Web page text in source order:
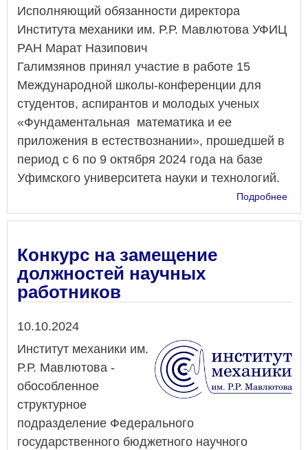
Исполняющий обязанности директора
Института механики им. Р.Р. Мавлютова УФИЦ
РАН Марат Назипович
Галимзянов принял участие в работе 15
Международной школы-конференции для
студентов, аспирантов и молодых ученых
«Фундаментальная математика и ее
приложения в естествознании», прошедшей в
период с 6 по 9 октября 2024 года на базе
Уфимского университета науки и технологий.
Подробнее
и
и
ее
Конкурс на замещение
должностей научных
работников
Дата
10.10.2024
Институт механики им.
Р.Р. Мавлютова -
обособленное
структурное
подразделение Федерального
государственного бюджетного научного